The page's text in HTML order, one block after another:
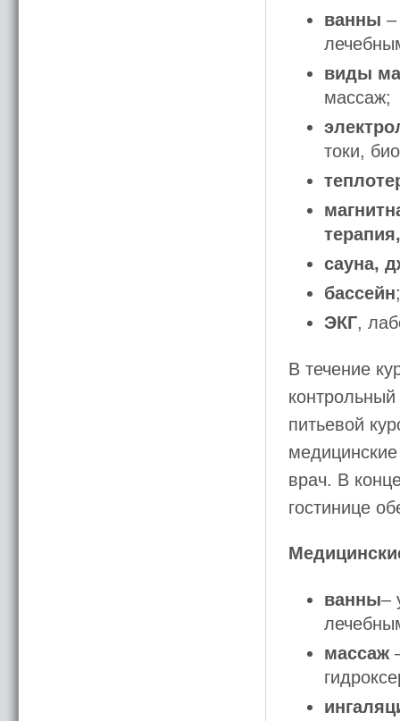
ванны
виды
массаж;
токи,
сауна,
бассейн;
ЭКГ,
В течение
питьевой
врач. В
гостинице
ванны–
массаж